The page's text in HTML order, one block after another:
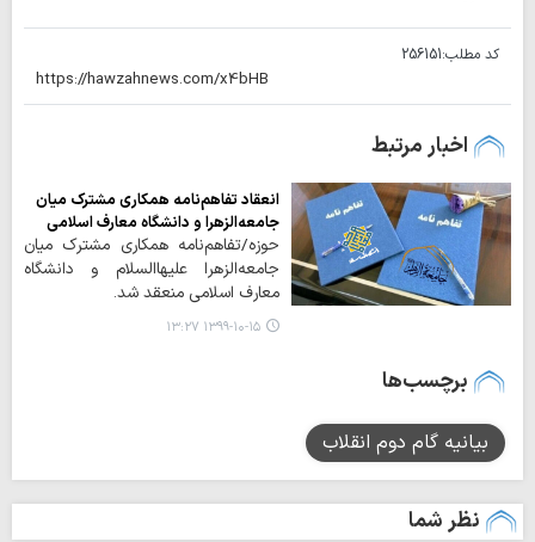
کد مطلب:256151
اخبار مرتبط
انعقاد تفاهم‌نامه همکاری مشترک میان
جامعه‌الزهرا و دانشگاه معارف اسلامی
حوزه/تفاهم‌نامه همکاری مشترک میان
جامعه‌الزهرا علیهاالسلام و دانشگاه
معارف اسلامی منعقد شد.
۱۳۹۹-۱۰-۱۵ ۱۳:۲۷
برچسب‌ها
بیانیه گام دوم انقلاب
نظر شما